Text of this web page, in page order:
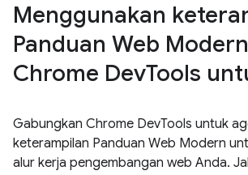
Menggunakan
Panduan Web
Chrome DevTools
Gabungkan Chrome DevTools untuk
keterampilan Panduan Web Modern
alur kerja pengembangan web Anda.